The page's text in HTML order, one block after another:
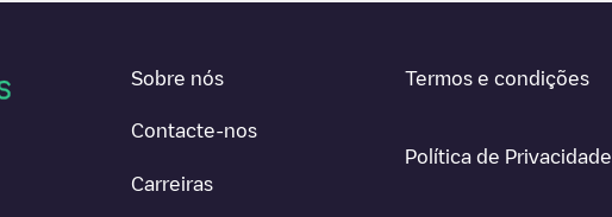
Sobre nós
Contacte-nos
Carreiras
Termos e condições
Política de Privacidade